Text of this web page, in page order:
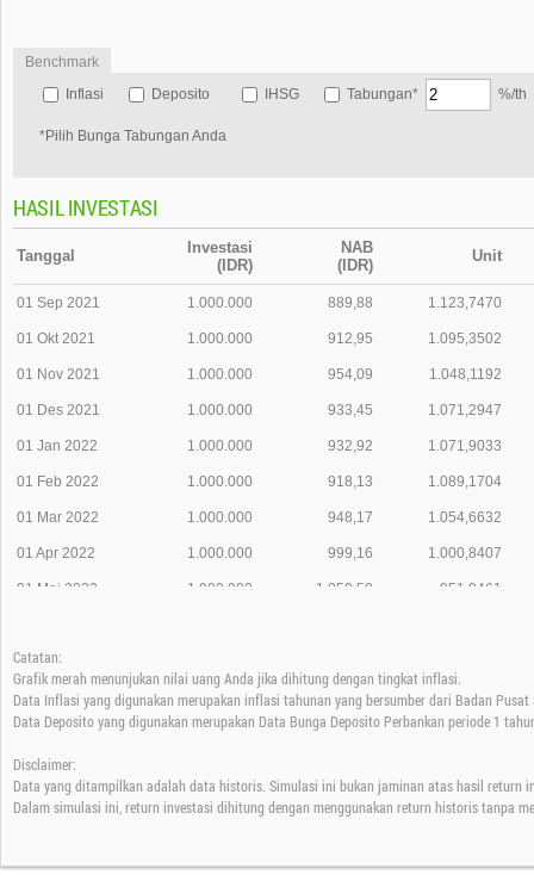
Benchmark
Inflasi
Deposito IHSG Tabungan* %/th
*Pilih Bunga Tabungan Anda
HASIL INVESTASI
Tanggal
Investasi
(IDR)
NAB
(IDR)
Unit
01 Sep 2021 1.000.000 889,88 1.123,7470
01 Okt 2021 1.000.000 912,95 1.095,3502
01 Nov 2021 1.000.000 954,09 1.048,1192
01 Des 2021 1.000.000 933,45 1.071,2947
01 Jan 2022 1.000.000 932,92 1.071,9033
01 Feb 2022 1.000.000 918,13 1.089,1704
01 Mar 2022 1.000.000 948,17 1.054,6632
01 Apr 2022 1.000.000 999,16 1.000,8407
01 Mei 2022 1.000.000 1.050,59 951,8461
01 Jul 2022
28 Jul 2022 0 959,72 0,0000
Catatan:
Grafik merah menunjukan nilai uang Anda jika dihitung dengan tingkat inflasi.
Data Inflasi yang digunakan merupakan inflasi tahunan yang bersumber dari Badan
Data Deposito yang digunakan merupakan Data Bunga Deposito Perbankan periode 1
Disclaimer:
Data yang ditampilkan adalah data historis. Simulasi ini bukan jaminan atas hasil return
Dalam simulasi ini, return investasi dihitung dengan menggunakan return historis tanpa